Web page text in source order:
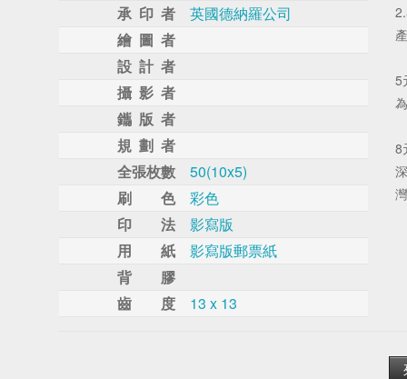
承 印 者
英國德納羅公司
繪 圖 者
設 計 者
攝 影 者
鑴 版 者
規 劃 者
全張枚數
50(10x5)
刷 色
彩色
印 法
影寫版
用 紙
影寫版郵票紙
背 膠
齒 度
13 x 13
5
8